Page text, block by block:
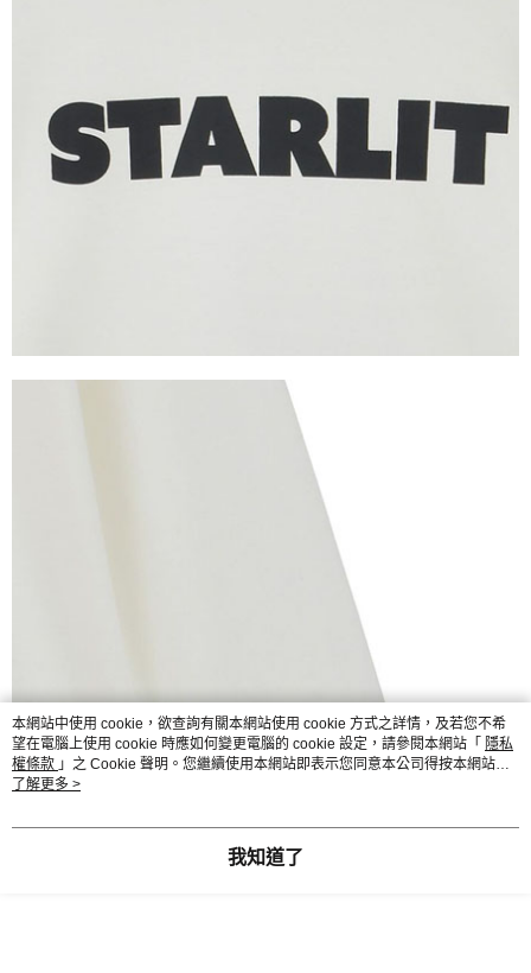
本網站中使用 cookie，欲查詢有關本網站使用 cookie 方式之詳情，及若您不希
望在電腦上使用 cookie 時應如何變更電腦的 cookie 設定，請參閱本網站「 隱私
權條款 」之 Cookie 聲明。您繼續使用本網站即表示您同意本公司得按本網站使
用條款之 Cookie 聲明使用 cookie。
了解更多 >
我知道了